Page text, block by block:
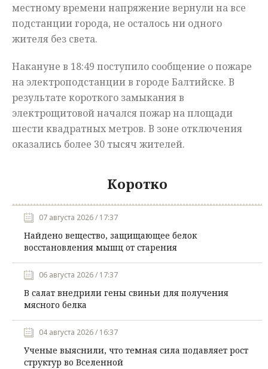
местному времени напряжение вернули на все
подстанции города, не осталось ни одного
жителя без света.
Накануне в 18:49 поступило сообщение о пожаре
на электроподстанции в городе Балтийске. В
результате короткого замыкания в
электрощитовой начался пожар на площади
шести квадратных метров. В зоне отключения
оказались более 30 тысяч жителей.
Коротко
07 августа 2026 / 17:37
Найдено вещество, защищающее белок
восстановления мышц от старения
06 августа 2026 / 17:37
В салат внедрили гены свиньи для получения
мясного белка
04 августа 2026 / 16:37
Ученые выяснили, что темная сила подавляет рост
структур во Вселенной